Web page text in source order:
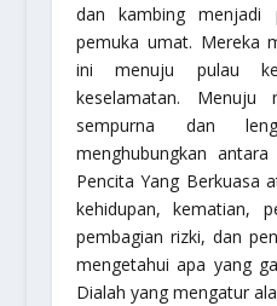
dan kambing menjadi
pemuka umat. Mereka
ini menuju pulau
keselamatan. Menuju
sempurna dan
menghubungkan
Pencita Yang Berkuasa
kehidupan, kematian,
pembagian rizki, dan
mengetahui apa yang
Dialah yang mengatur